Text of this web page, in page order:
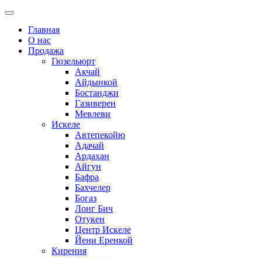
Главная
О нас
Продажа
Гюзельюрт
Акчай
Айдынкой
Бостанджи
Газиверен
Мевлеви
Искеле
Автепекойю
Адачай
Ардахан
Айгун
Бафра
Бахчелер
Богаз
Лонг Бич
Отукен
Центр Искеле
Йени Еренкой
Кирения